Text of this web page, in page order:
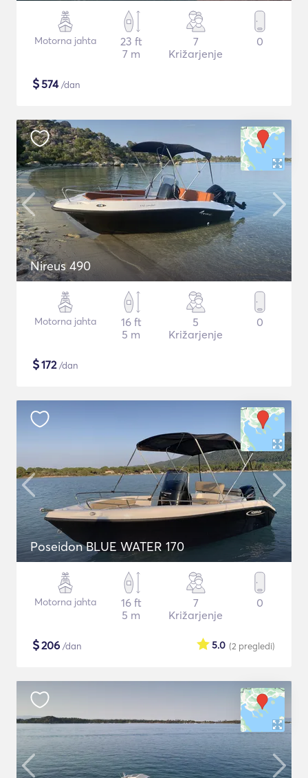
Motorna jahta
23 ft
7 m
7
Križarjenje
0
$574/dan
Nireus 490
Motorna jahta
16 ft
5 m
5
Križarjenje
0
$172/dan
Poseidon BLUE WATER 170
Motorna jahta
16 ft
5 m
7
Križarjenje
0
$206 /dan (2 pregledi)
5.0